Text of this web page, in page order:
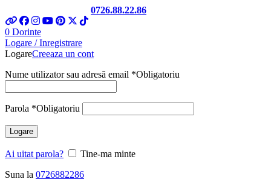
0726.88.22.86
0 Dorinte
Logare / Inregistrare
LogareCreeaza un cont
Nume utilizator sau adresă email *Obligatoriu
Parola *Obligatoriu
Logare
Ai uitat parola?
Tine-ma minte
Suna la 0726882286